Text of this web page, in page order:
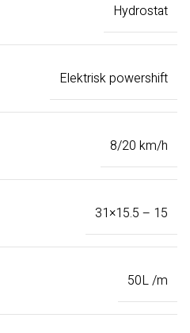
Hydrostat
Elektrisk powershift
8/20 km/h
31×15.5 – 15
50L /m